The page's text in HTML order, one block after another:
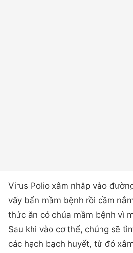
Virus Polio xâm nhập vào
vấy bẩn mầm bệnh rồi cầm
thức ăn có chứa mầm bệnh vì
Sau khi vào cơ thể, chúng sẽ
các hạch bạch huyết, từ đó